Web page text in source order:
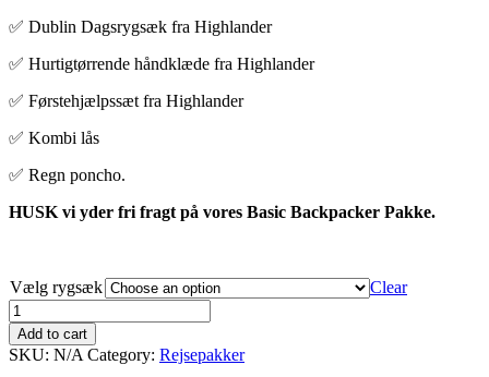
✅ Dublin Dagsrygsæk fra Highlander
✅ Hurtigtørrende håndklæde fra Highlander
✅ Førstehjælpssæt fra Highlander
✅ Kombi lås
✅ Regn poncho.
HUSK vi yder fri fragt på vores Basic Backpacker Pakke.
Vælg rygsæk
Clear
BASIC
Backpacker
Pakke
quantity
Add to cart
SKU: N/A Category: Rejsepakker